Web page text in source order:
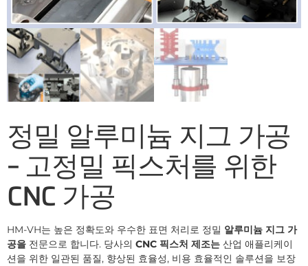
정밀 알루미늄 지그 가공
– 고정밀 픽스처를 위한
CNC 가공
HM-VH는 높은 정확도와 우수한 표면 처리로 정밀 알루미늄 지그 가
공을 전문으로 합니다. 당사의 CNC 픽스처 제조는 산업 애플리케이
션을 위한 일관된 품질, 향상된 효율성, 비용 효율적인 솔루션을 보장